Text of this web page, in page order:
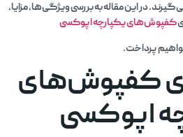
در این مقاله به بررسی ویژگی‌ها، مزایا،
کفپوش‌های یکپارچه اپوکسی
پرداخت.
کفپوش‌های
اپوکسی